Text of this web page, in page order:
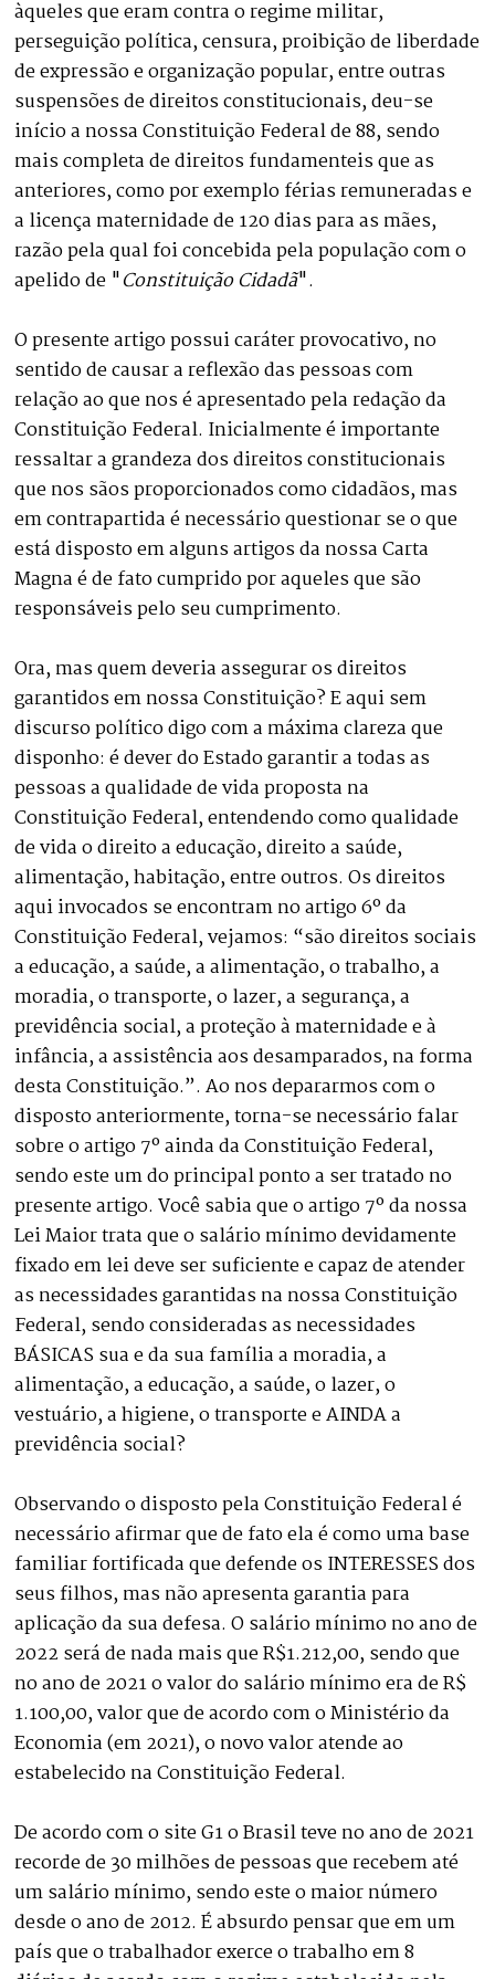
àqueles que eram contra o regime militar,
perseguição política, censura, proibição de liberdade
de expressão e organização popular, entre outras
suspensões de direitos constitucionais, deu-se
início a nossa Constituição Federal de 88, sendo
mais completa de direitos fundamenteis que as
anteriores, como por exemplo férias remuneradas e
a licença maternidade de 120 dias para as mães,
razão pela qual foi concebida pela população com o
apelido de "Constituição Cidadã".
O presente artigo possui caráter provocativo, no
sentido de causar a reflexão das pessoas com
relação ao que nos é apresentado pela redação da
Constituição Federal. Inicialmente é importante
ressaltar a grandeza dos direitos constitucionais
que nos sãos proporcionados como cidadãos, mas
em contrapartida é necessário questionar se o que
está disposto em alguns artigos da nossa Carta
Magna é de fato cumprido por aqueles que são
responsáveis pelo seu cumprimento.
Ora, mas quem deveria assegurar os direitos
garantidos em nossa Constituição? E aqui sem
discurso político digo com a máxima clareza que
disponho: é dever do Estado garantir a todas as
pessoas a qualidade de vida proposta na
Constituição Federal, entendendo como qualidade
de vida o direito a educação, direito a saúde,
alimentação, habitação, entre outros. Os direitos
aqui invocados se encontram no artigo 6º da
Constituição Federal, vejamos: “são direitos sociais
a educação, a saúde, a alimentação, o trabalho, a
moradia, o transporte, o lazer, a segurança, a
previdência social, a proteção à maternidade e à
infância, a assistência aos desamparados, na forma
desta Constituição.”. Ao nos depararmos com o
disposto anteriormente, torna-se necessário falar
sobre o artigo 7º ainda da Constituição Federal,
sendo este um do principal ponto a ser tratado no
presente artigo. Você sabia que o artigo 7º da nossa
Lei Maior trata que o salário mínimo devidamente
fixado em lei deve ser suficiente e capaz de atender
as necessidades garantidas na nossa Constituição
Federal, sendo consideradas as necessidades
BÁSICAS sua e da sua família a moradia, a
alimentação, a educação, a saúde, o lazer, o
vestuário, a higiene, o transporte e AINDA a
previdência social?
Observando o disposto pela Constituição Federal é
necessário afirmar que de fato ela é como uma base
familiar fortificada que defende os INTERESSES dos
seus filhos, mas não apresenta garantia para
aplicação da sua defesa. O salário mínimo no ano de
2022 será de nada mais que R$1.212,00, sendo que
no ano de 2021 o valor do salário mínimo era de R$
1.100,00, valor que de acordo com o Ministério da
Economia (em 2021), o novo valor atende ao
estabelecido na Constituição Federal.
De acordo com o site G1 o Brasil teve no ano de 2021
recorde de 30 milhões de pessoas que recebem até
um salário mínimo, sendo este o maior número
desde o ano de 2012. É absurdo pensar que em um
país que o trabalhador exerce o trabalho em 8